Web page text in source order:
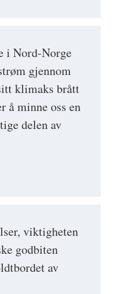
i Nord-Norge
gjennom
klimaks brått
å minne oss en
delen av
viktigheten
godbiten
av